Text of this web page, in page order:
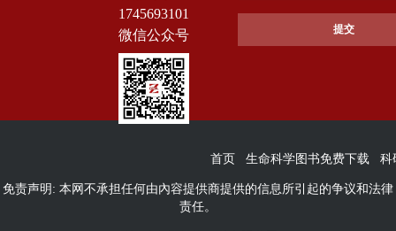
1745693101
微信公众号
首页 生命科学图书免费下载 科
免责声明: 本网不承担任何由內容提供商提供的信息所引起的争议和法律
责任。